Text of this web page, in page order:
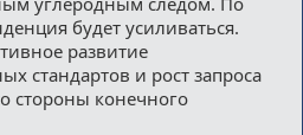
будет усиливаться.
развитие
стандартов и рост запроса
стороны конечного